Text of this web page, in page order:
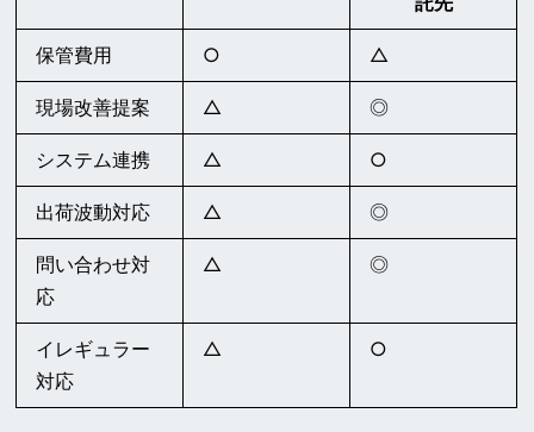
保管費用 ○ △
現場改善提案 △ ◎
システム連携 △ ○
出荷波動対応 △ ◎
問い合わせ対
応
△ ◎
イレギュラー
対応
△ ○